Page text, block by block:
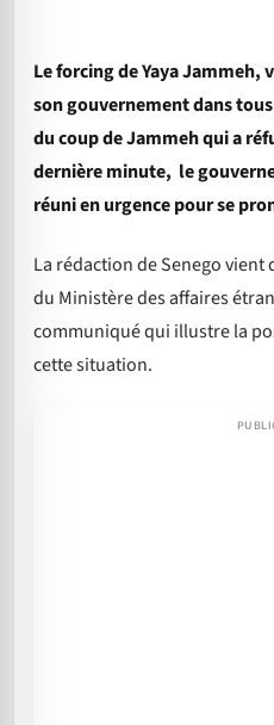
Le forcing de Yaya
son gouvernement dans
du coup de Jammeh qui a
dernière minute, le
réuni en urgence pour se
La rédaction de Senego
du Ministère des affaires
communiqué qui illustre la
cette situation.